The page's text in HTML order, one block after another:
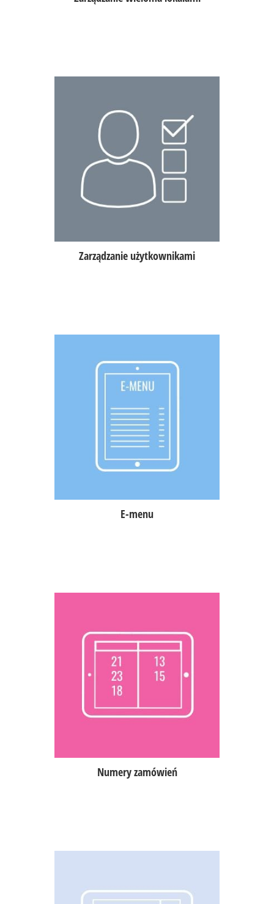
Zarządzanie użytkownikami
Monitorowanie czasu pracy,
raporty kasowe, kasjerów i zmiany,
odpowiednie uprawnienia dla ról,
kontrola pracy personelu na
aplikacji mobilnej POSowner.
E-menu
samodzielne przeglądanie
elektronicznego menu przez klienta,
obsługa wielu języków,
możliwość zaprezentowania zdjęć
oraz dokładnych opisów dań.
Numery zamówień
Ekran przedstawiający numery
zamówień w trakcie realizacji
i gotowe do odbioru,
opcja uruchomienia modułu na
dowolnym, dużym ekranie
z przeglądarką HTML.